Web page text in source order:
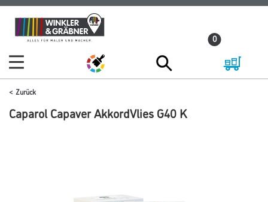
Zum
Inhalt
Zum
Navigationsmenü
0
Zurück
Caparol Capaver AkkordVlies G40 K